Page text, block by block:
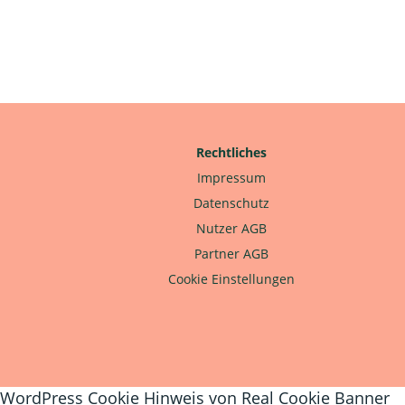
Rechtliches
Impressum
Datenschutz
Nutzer AGB
Partner AGB
Cookie Einstellungen
WordPress Cookie Hinweis von Real Cookie Banner